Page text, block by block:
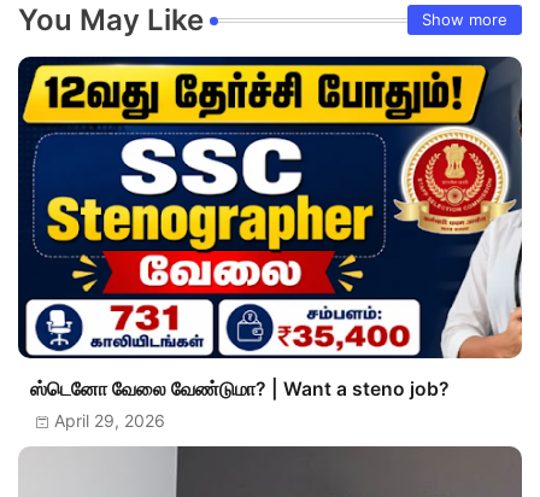
You May Like Show more
ஸ்டெனோ வேலை வேண்டுமா? | Want a steno job?
April 29, 2026